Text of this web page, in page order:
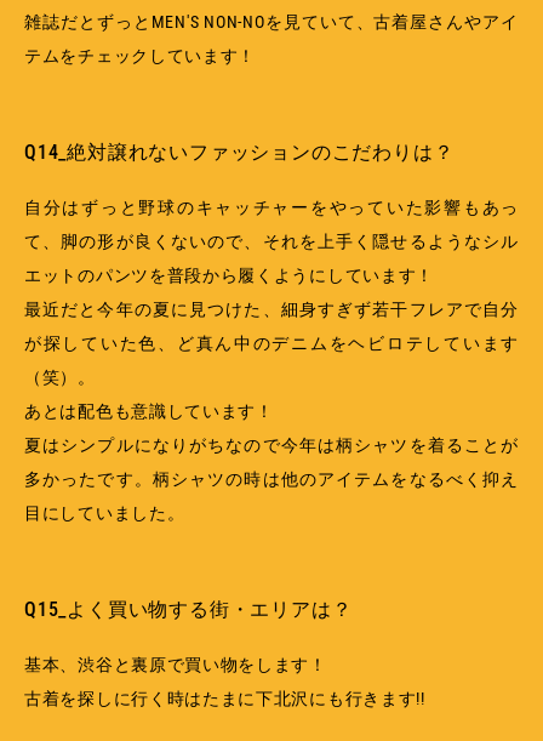
雑誌だとずっとMEN'S NON-NOを見ていて、古着屋さんやアイ
テムをチェックしています！
Q14_絶対譲れないファッションのこだわりは？
自分はずっと野球のキャッチャーをやっていた影響もあっ
て、脚の形が良くないので、それを上手く隠せるようなシル
エットのパンツを普段から履くようにしています！
最近だと今年の夏に見つけた、細身すぎず若干フレアで自分
が探していた色、ど真ん中のデニムをヘビロテしています
（笑）。
あとは配色も意識しています！
夏はシンプルになりがちなので今年は柄シャツを着ることが
多かったです。柄シャツの時は他のアイテムをなるべく抑え
目にしていました。
Q15_よく買い物する街・エリアは？
基本、渋谷と裏原で買い物をします！
古着を探しに行く時はたまに下北沢にも行きます!!